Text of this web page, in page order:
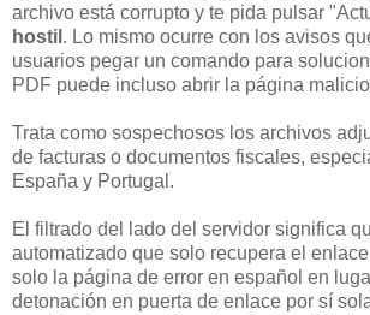
archivo está corrupto y te pida pulsar
hostil . Lo mismo ocurre con los avisos
usuarios pegar un comando para
PDF puede incluso abrir la página
Trata como sospechosos los archivos
de facturas o documentos fiscales,
España y Portugal.
El filtrado del lado del servidor significa
automatizado que solo recupera el
solo la página de error en español en
detonación en puerta de enlace por sí